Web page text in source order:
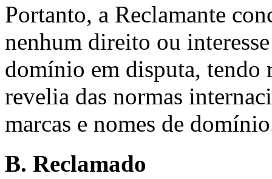
Portanto, a Reclamante
nenhum direito ou
domínio em disputa, tendo
revelia das normas
marcas e nomes de
B. Reclamado